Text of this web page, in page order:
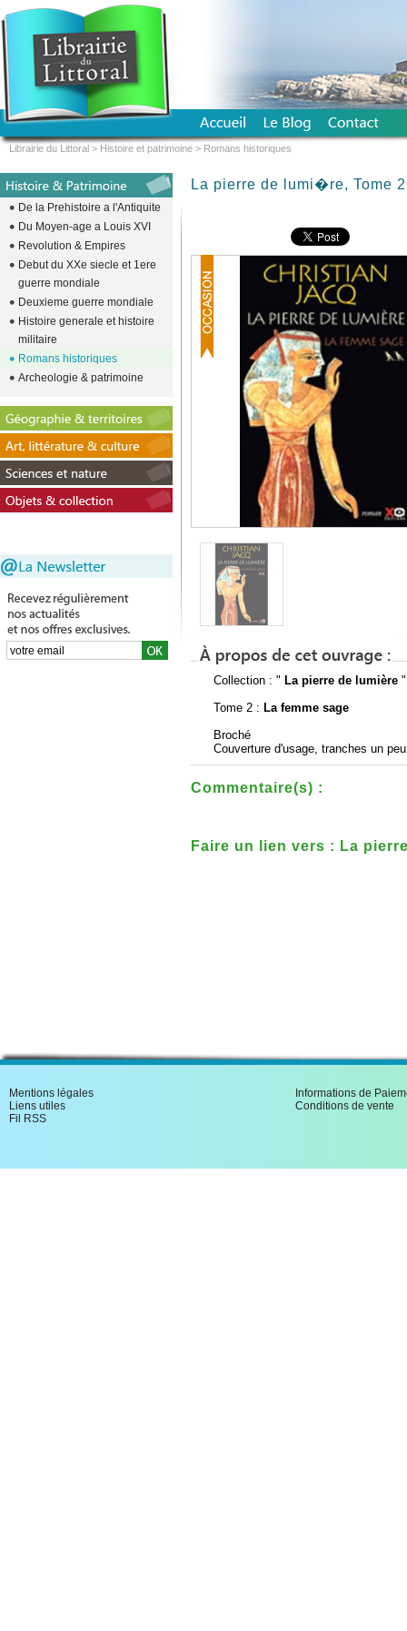
La pierre de lumi�re, Tome
Collection : " La pierre de lumière "
Tome 2 : La femme sage
Broché
Couverture d'usage, tranches un
Commentaire(s) :
Faire un lien vers : La
De la Prehistoire a l'Antiquite
Du Moyen-age a Louis XVI
Revolution & Empires
Debut du XXe siecle et 1ere
guerre mondiale
Deuxieme guerre mondiale
Histoire generale et histoire
militaire
Romans historiques
Archeologie & patrimoine
Librairie du Littoral > Histoire et patrimoine > Romans historiques
Mentions légales
Liens utiles
Fil RSS
Informations de
Conditions de vente